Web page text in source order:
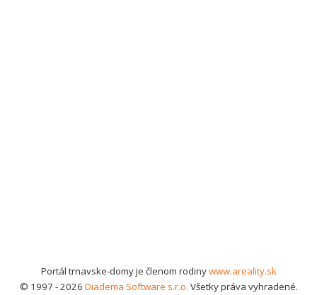
Portál trnavske-domy je členom rodinywww.areality.sk
© 1997 - 2026 Diadema Software s.r.o. Všetky práva vyhradené.